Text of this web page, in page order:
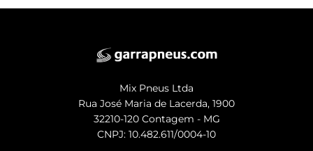
Mix Pneus Ltda
Rua José Maria de Lacerda, 1900
32210-120 Contagem - MG
CNPJ: 10.482.611/0004-10